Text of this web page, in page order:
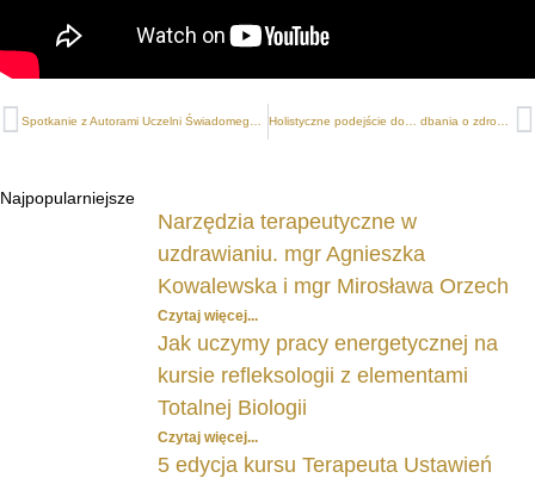
Najpopularniejsze
Narzędzia terapeutyczne w
uzdrawianiu. mgr Agnieszka
Kowalewska i mgr Mirosława Orzech
Czytaj więcej...
Jak uczymy pracy energetycznej na
kursie refleksologii z elementami
Totalnej Biologii
Czytaj więcej...
5 edycja kursu Terapeuta Ustawień